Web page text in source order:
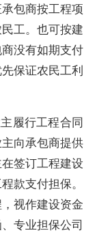
包商按工程项
工。也可按建
没有如期支付
保证农民工利
履行工程合同
向承包商提供
签订工程建设
款支付担保。
视作建设资金
专业担保公司